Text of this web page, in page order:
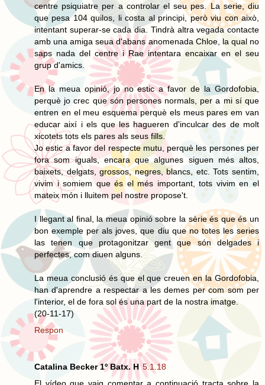
centre psiquiatre per a controlar el seu pes. La serie, diu
que pesa 104 quilos, li costa al principi, però viu con això,
intentant superar-se cada dia. Tindrà altra vegada contacte
amb una amiga seua d'abans anomenada Chloe, la qual no
saps nada del centre i Rae intentara encaixar en el seu
grup d'amics.
En la meua opinió, jo no estic a favor de la Gordofobia,
perquè jo crec que són persones normals, per a mi sí que
entren en el meu esquema perquè els meus pares em van
educar així i els que les hagueren d'inculcar des de molt
xicotets tots els pares als seus fills.
Jo estic a favor del respecte mutu, perquè les persones per
fora som iguals, encara que algunes siguen més altos,
baixets, delgats, grossos, negres, blancs, etc. Tots sentim,
vivim i somiem que és el més important, tots vivim en el
mateix món i lluitem pel nostre propose't.
I llegant al final, la meua opinió sobre la sèrie és que és un
bon exemple per als joves, que diu que no totes les series
las tenen que protagonitzar gent que són delgades i
perfectes, com diuen alguns.
La meua conclusió és que el que creuen en la Gordofobia,
han d'aprendre a respectar a les demes per com som per
l'interior, el de fora sol és una part de la nostra imatge.
(20-11-17)
Respon
Catalina Becker 1º Batx. H 5.1.18
El vídeo que vaig comentar a continuació tracta sobre la